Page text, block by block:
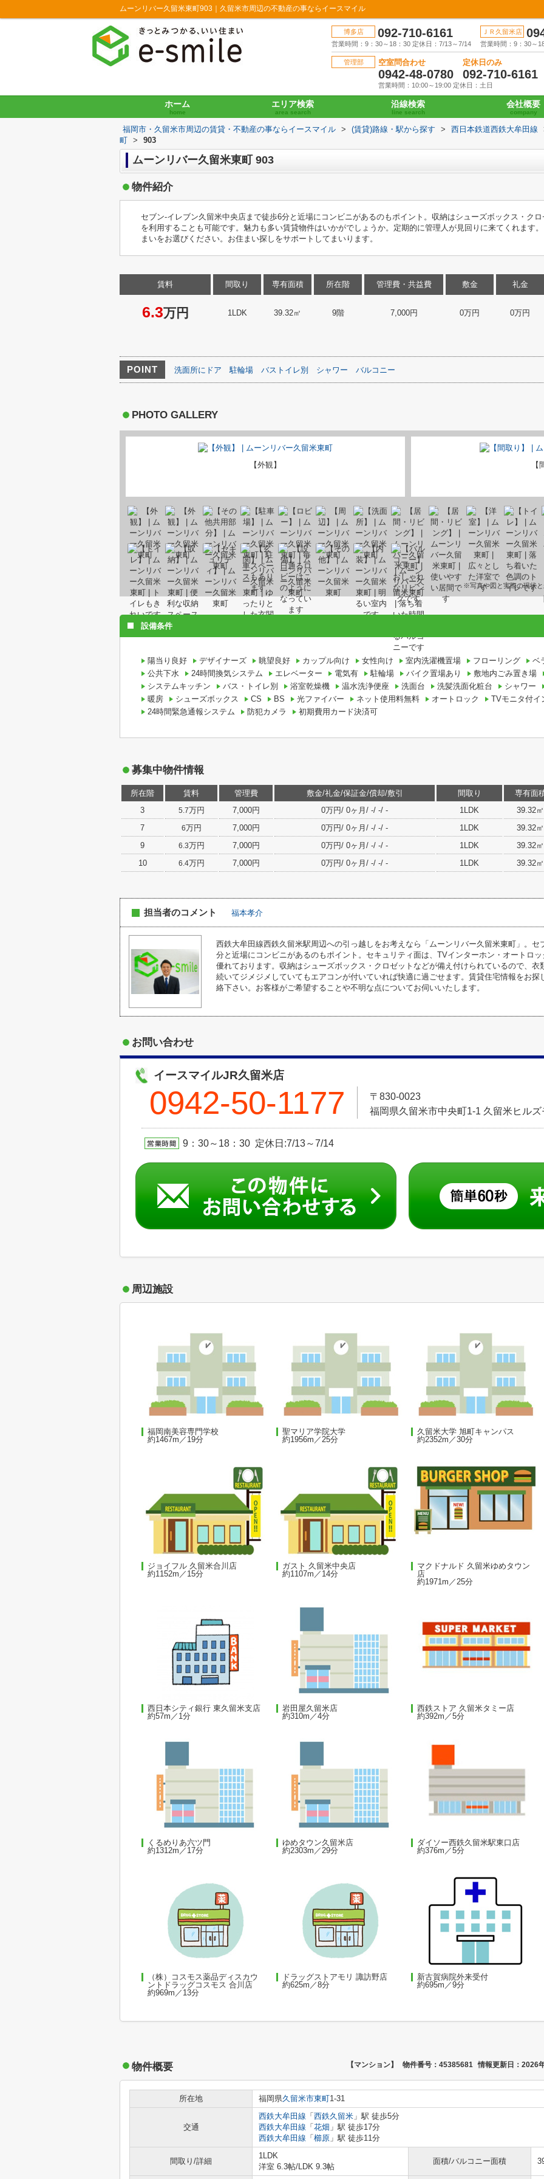
ムーンリバー久留米東町903｜久留米市周辺の不動産の事ならイースマイル
博多店 092-710-6161
営業時間：9：30～18：30 定休日：7/13～7/14
ＪＲ久留米店
営業時間：9：30～
管理部 空室問合わせ
0942-48-0780
定休日のみ
092-710-6161
営業時間：10:00～19:00 定休日：土日
ホーム
home
エリア検索
area search
沿線検索
line search
会社概要
company
福岡市・久留米市周辺の賃貸・不動産の事ならイースマイル > (賃貸)路線・駅から探す > 西日本鉄道西鉄大牟田線
町 > 903
ムーンリバー久留米東町 903
物件紹介
セブン-イレブン久留米中央店まで徒歩6分と近場にコンビニがあるのもポイント。収納はシューズボックス・ク
を利用することも可能です。魅力も多い賃貸物件はいかがでしょうか。定期的に管理人が見回りに来てくれます
まいをお選びください。お住まい探しをサポートしてまいります。
賃料
6.3万円
間取り
1LDK
専有面積
39.32㎡
所在階
9階
管理費・共益費
7,000円
敷金
0万円
礼金
0万円
POINT 洗面所にドア 駐輪場 バストイレ別 シャワー バルコニー
PHOTO GALLERY
【外観】 【
※写真や図と実際の現状
設備条件
陽当り良好 デザイナーズ 眺望良好 カップル向け 女性向け 室内洗濯機置場 フローリング
ベ
公共下水
24時間換気システム エレベーター 電気有 駐輪場 バイク置場あり
敷地内ごみ置き場
システムキッチン
バス・トイレ別 浴室乾燥機 温水洗浄便座 洗面台 洗髪洗面化粧台
シャワー
暖房
シューズボックス CS BS 光ファイバー ネット使用料無料 オートロック
TVモニタ付イ
24時間緊急通報システム
防犯カメラ 初期費用カード決済可
募集中物件情報
所在階 賃料 管理費 敷金/礼金/保証金/償却/敷引 間取り
専有面
3
5.7万円 7,000円 0万円/ 0ヶ月/ -/ -/ - 1LDK
39.32㎡
7
6万円 7,000円 0万円/ 0ヶ月/ -/ -/ - 1LDK
39.32㎡
9
6.3万円 7,000円 0万円/ 0ヶ月/ -/ -/ - 1LDK
39.32㎡
10
6.4万円 7,000円 0万円/ 0ヶ月/ -/ -/ - 1LDK 39.32㎡
担当者のコメント 福本孝介
西鉄大牟田線西鉄久留米駅周辺への引っ越しをお考えなら「ムーンリバー久留米東町」。
分と近場にコンビニがあるのもポイント。セキュリティ面は、TVインターホン・オートロ
優れております。収納はシューズボックス・クロゼットなどが備え付けられているので、
続いてジメジメしていてもエアコンが付いていれば快適に過ごせます。賃貸住宅情報をお
絡下さい。お客様がご希望することや不明な点についてお伺いいたします。
お問い合わせ
イースマイルJR久留米店
0942-50-1177
〒830-0023
福岡県久留米市中央町1-1 久留米ヒルズ
9：30～18：30 定休日:7/13～7/14
周辺施設
福岡南美容専門学校
約1467m／19分
聖マリア学院大学
約1956m／25分
久留米大学 旭町キャンパス
約2352m／30分
ジョイフル 久留米合川店
約1152m／15分
ガスト 久留米中央店
約1107m／14分
マクドナルド 久留米ゆめタウン
店
約1971m／25分
西日本シティ銀行 東久留米支店
約57m／1分
岩田屋久留米店
約310m／4分
西鉄ストア 久留米タミー店
約392m／5分
くるめりあ六ツ門
約1312m／17分
ゆめタウン久留米店
約2303m／29分
ダイソー西鉄久留米駅東口店
約376m／5分
（株）コスモス薬品ディスカウ
ントドラッグコスモス 合川店
約969m／13分
ドラッグストアモリ 諏訪野店
約625m／8分
新古賀病院外来受付
約695m／9分
物件概要 【マンション】 物件番号：45385681 情報更新日：2026
所在地 福岡県久留米市東町1-31
交通
西鉄大牟田線 「 西鉄久留米 」駅 徒歩5分
西鉄大牟田線 「 花畑 」駅 徒歩17分
西鉄大牟田線 「 櫛原 」駅 徒歩11分
間取り/詳細
1LDK
洋室 6.3帖/LDK 9.3帖
面積/バルコニー面積